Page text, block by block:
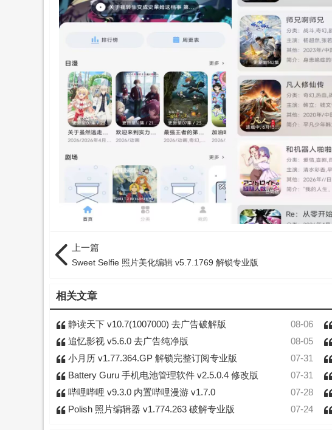
上一篇
Sweet Selfie 照片美化编辑 v5.7.1769 解锁专业版
相关文章
08-06
静读天下 v10.7(1007000) 去广告破解版
08-05
追忆影视 v5.6.0 去广告纯净版
07-31
小月历 v1.77.364.GP 解锁完整订阅专业版
07-31
Battery Guru 手机电池管理软件 v2.5.0.4 修改版
07-28
哔哩哔哩 v9.3.0 内置哔哩漫游 v1.7.0
07-24
Polish 照片编辑器 v1.774.263 破解专业版